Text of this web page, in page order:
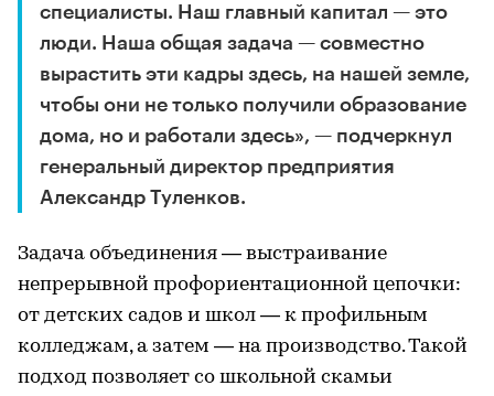
специалисты. Наш главный капитал — это
люди. Наша общая задача — совместно
вырастить эти кадры здесь, на нашей земле,
чтобы они не только получили образование
дома, но и работали здесь», — подчеркнул
генеральный директор предприятия
Александр Туленков.
Задача объединения — выстраивание
непрерывной профориентационной цепочки:
от детских садов и школ — к профильным
колледжам, а затем — на производство. Такой
подход позволяет со школьной скамьи